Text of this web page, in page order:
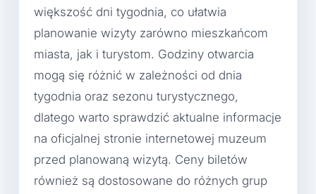
większość dni tygodnia, co ułatwia
planowanie wizyty zarówno mieszkańcom
miasta, jak i turystom. Godziny otwarcia
mogą się różnić w zależności od dnia
tygodnia oraz sezonu turystycznego,
dlatego warto sprawdzić aktualne informacje
na oficjalnej stronie internetowej muzeum
przed planowaną wizytą. Ceny biletów
również są dostosowane do różnych grup